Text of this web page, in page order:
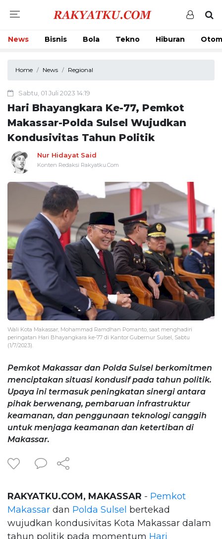
News Bisnis Bola Tekno Hiburan
Home News Regional
Sabtu, 01 Juli 2023 14:19
Hari Bhayangkara Ke-77, Pemkot
Makassar-Polda Sulsel Wujudkan
Kondusivitas Tahun Politik
Nur Hidayat Said
Konten Redaksi Rakyatku.Com
Wali Kota Makassar, Mohammad Ramdhan Pomanto, saat menghadiri
peringatan Hari Bhayangkara ke-77 di Kantor Gubernur Sulsel, Sabtu
(1/7/2023).
Pemkot Makassar dan Polda Sulsel berkomitmen
menciptakan situasi kondusif pada tahun politik.
Upaya ini termasuk peningkatan sinergi antara
pihak berwenang, pembaruan infrastruktur
keamanan, dan penggunaan teknologi canggih
untuk menjaga keamanan dan ketertiban di
Makassar.
RAKYATKU.COM, MAKASSAR - Pemkot
Makassar dan Polda Sulsel bertekad
wujudkan kondusivitas Kota Makassar dalam
tahun politik pada momentum Hari